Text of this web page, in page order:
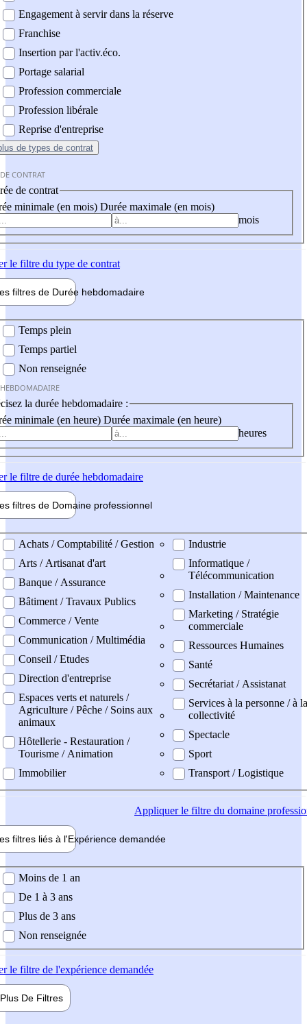
Engagement à servir dans la réserve
Franchise
Insertion par l'activ.éco.
Portage salarial
Profession commerciale
Profession libérale
Reprise d'entreprise
de types de contrat
CONTRAT
de contrat
minimale (en mois) Durée maximale (en mois)
mois
le filtre du type de contrat
filtres de Durée hebdomadaire
Temps plein
Temps partiel
Non renseignée
la durée hebdomadaire :
minimale (en heure) Durée maximale (en heure)
heures
le filtre de durée hebdomadaire
filtres de Domaine professionnel
professionel
Achats / Comptabilité / Gestion
Arts / Artisanat d'art
Banque / Assurance
Bâtiment / Travaux Publics
Commerce / Vente
Communication / Multimédia
Conseil / Etudes
Direction d'entreprise
Espaces verts et naturels /
Agriculture / Pêche / Soins aux
animaux
Hôtellerie - Restauration /
Tourisme / Animation
Immobilier
Industrie
Informatique /
Télécommunication
Installation / Maintenance
Marketing / Stratégie
commerciale
Ressources Humaines
Santé
Secrétariat / Assistanat
Services à la personne / à la
collectivité
Spectacle
Sport
Transport / Logistique
Appliquerle filtre du domaine
filtres liés à l'Expérience demandée
demandée
Moins de 1 an
De 1 à 3 ans
Plus de 3 ans
Non renseignée
le filtre de l'expérience demandée
Plus De Filtres